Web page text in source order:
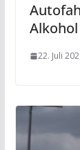
22. Juli